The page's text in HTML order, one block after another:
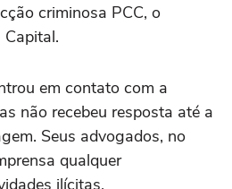
criminosa PCC, o
em contato com a
não recebeu resposta até a
Seus advogados, no
qualquer
ilícitas.